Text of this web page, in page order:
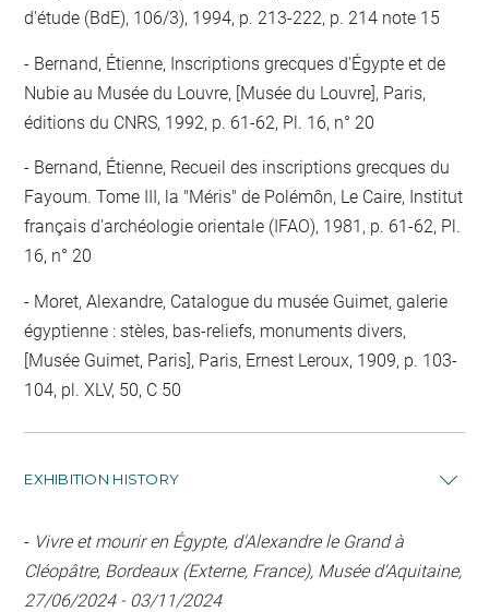
d'étude (BdE), 106/3), 1994, p. 213-222, p. 214 note 15
Bernand, Étienne, Inscriptions grecques d'Égypte et de
Nubie au Musée du Louvre, [Musée du Louvre], Paris,
éditions du CNRS, 1992, p. 61-62, Pl. 16, n° 20
Bernand, Étienne, Recueil des inscriptions grecques du
Fayoum. Tome III, la "Méris" de Polémôn, Le Caire, Institut
français d'archéologie orientale (IFAO), 1981, p. 61-62, Pl.
16, n° 20
Moret, Alexandre, Catalogue du musée Guimet, galerie
égyptienne : stèles, bas-reliefs, monuments divers,
[Musée Guimet, Paris], Paris, Ernest Leroux, 1909, p. 103-
104, pl. XLV, 50, C 50
EXHIBITION HISTORY
- Vivre et mourir en Égypte, d'Alexandre le Grand à
Cléopâtre, Bordeaux (Externe, France), Musée d'Aquitaine,
27/06/2024 - 03/11/2024